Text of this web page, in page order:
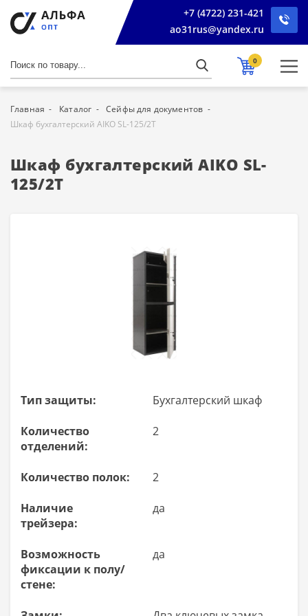
+7 (4722) 231-421
ao31rus@yandex.ru
0
Главная Каталог
Сейфы для документов
Шкаф бухгалтерский AIKO SL-125/2Т
Шкаф бухгалтерский AIKO SL-
125/2Т
Тип защиты: Бухгалтерский шкаф
Количество
отделений:
2
Количество полок: 2
Наличие
трейзера:
да
Возможность
фиксации к полу/
стене:
да